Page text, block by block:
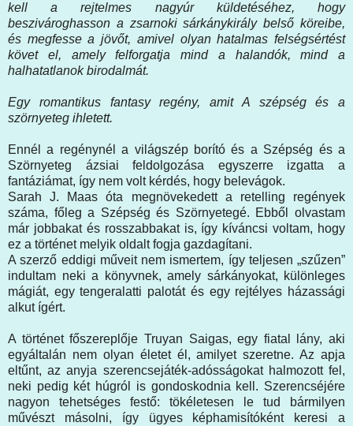
kell a rejtelmes nagyúr küldetéséhez, hogy
beszivároghasson a zsarnoki sárkánykirály belső köreibe,
és megfesse a jövőt, amivel olyan hatalmas felségsértést
követ el, amely felforgatja mind a halandók, mind a
halhatatlanok birodalmát.
Egy romantikus fantasy regény, amit A szépség és a
szörnyeteg ihletett.
Ennél a regénynél a világszép borító és a Szépség és a
Szörnyeteg ázsiai feldolgozása egyszerre izgatta a
fantáziámat, így nem volt kérdés, hogy belevágok.
Sarah J. Maas óta megnövekedett a retelling regények
száma, főleg a Szépség és Szörnyetegé. Ebből olvastam
már jobbakat és rosszabbakat is, így kíváncsi voltam, hogy
ez a történet melyik oldalt fogja gazdagítani.
A szerző eddigi műveit nem ismertem, így teljesen „szűzen”
indultam neki a könyvnek, amely sárkányokat, különleges
mágiát, egy tengeralatti palotát és egy rejtélyes házassági
alkut ígért.
A történet főszereplője Truyan Saigas, egy fiatal lány, aki
egyáltalán nem olyan életet él, amilyet szeretne. Az apja
eltűnt, az anyja szerencsejáték-adósságokat halmozott fel,
neki pedig két húgról is gondoskodnia kell. Szerencséjére
nagyon tehetséges festő: tökéletesen le tud bármilyen
művészt másolni, így ügyes képhamisítóként keresi a